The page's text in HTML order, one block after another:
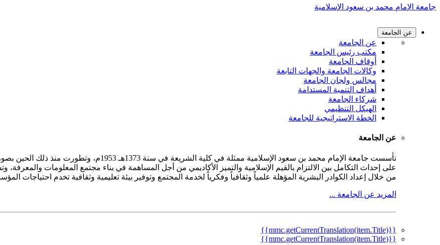
جامعة الإمام محمد بن سعود الإسلامية
عن الجامعة
عن الجامعة
مكتب رئيس الجامعة
أوقاف الجامعة
وكالات الجامعة والجهات التابعة
مجالس ولجان الجامعة
أهداف التنمية المستدامة
شركاء الجامعة
الهيكل التنظيمي
الخطة الاستراتيجية للجامعة
عن الجامعة
على إحداث التكامل بين الالتزام بالقيم الإسلامية والتميز الأكاديمي من أجل المساهمة في بناء مجتمع المعلومات والمعرفة،
من خلال إعداد الكوادر البشرية المؤهلة علمياً وثقافياً وفكرياً لخدمة المجتمع وتوفير بيئة تعليمية وثقافية تخدم احتياجات
المزيد عن الجامعة ...
{{mmc.getCurrentTranslation(item.Title)}}
{{mmc.getCurrentTranslation(item.Title)}}